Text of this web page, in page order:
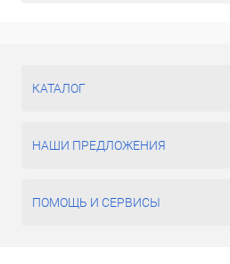
КАТАЛОГ
НАШИ ПРЕДЛОЖЕНИЯ
ПОМОЩЬ И СЕРВИСЫ